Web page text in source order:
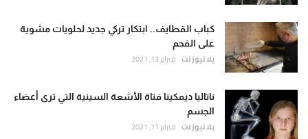
كباب القطايف.. ابتكار تركي جديد لحلويات مشوية
على الفحم
يلا نيوز نت فبراير 13, 2021
ناتاليا ديمكينا فتاة الأشعة السينية التي ترى أعضاء
الجسم
يلا نيوز نت فبراير 11, 2021